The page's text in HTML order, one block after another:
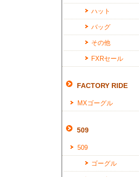
ハット
バッグ
その他
FXRセール
FACTORY RIDE
MXゴーグル
509
509
ゴーグル